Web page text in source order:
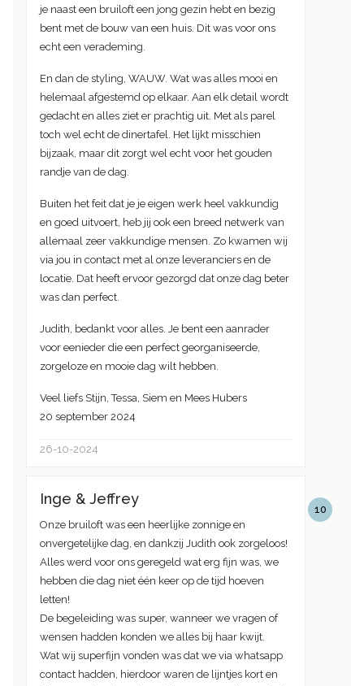
je naast een bruiloft een jong gezin hebt en bezig
bent met de bouw van een huis. Dit was voor ons
echt een verademing.
En dan de styling, WAUW. Wat was alles mooi en
helemaal afgestemd op elkaar. Aan elk detail wordt
gedacht en alles ziet er prachtig uit. Met als parel
toch wel echt de dinertafel. Het lijkt misschien
bijzaak, maar dit zorgt wel echt voor het gouden
randje van de dag.
Buiten het feit dat je je eigen werk heel vakkundig
en goed uitvoert, heb jij ook een breed netwerk van
allemaal zeer vakkundige mensen. Zo kwamen wij
via jou in contact met al onze leveranciers en de
locatie. Dat heeft ervoor gezorgd dat onze dag beter
was dan perfect.
Judith, bedankt voor alles. Je bent een aanrader
voor eenieder die een perfect georganiseerde,
zorgeloze en mooie dag wilt hebben.
Veel liefs Stijn, Tessa, Siem en Mees Hubers
20 september 2024
26-10-2024
10
Inge & Jeffrey
Onze bruiloft was een heerlijke zonnige en
onvergetelijke dag, en dankzij Judith ook zorgeloos!
Alles werd voor ons geregeld wat erg fijn was, we
hebben die dag niet één keer op de tijd hoeven
letten!
De begeleiding was super, wanneer we vragen of
wensen hadden konden we alles bij haar kwijt.
Wat wij superfijn vonden was dat we via whatsapp
contact hadden, hierdoor waren de lijntjes kort en